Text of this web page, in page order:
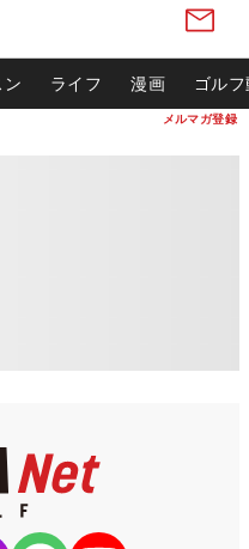
メルマガ登録
ン ライフ 漫画 ゴル